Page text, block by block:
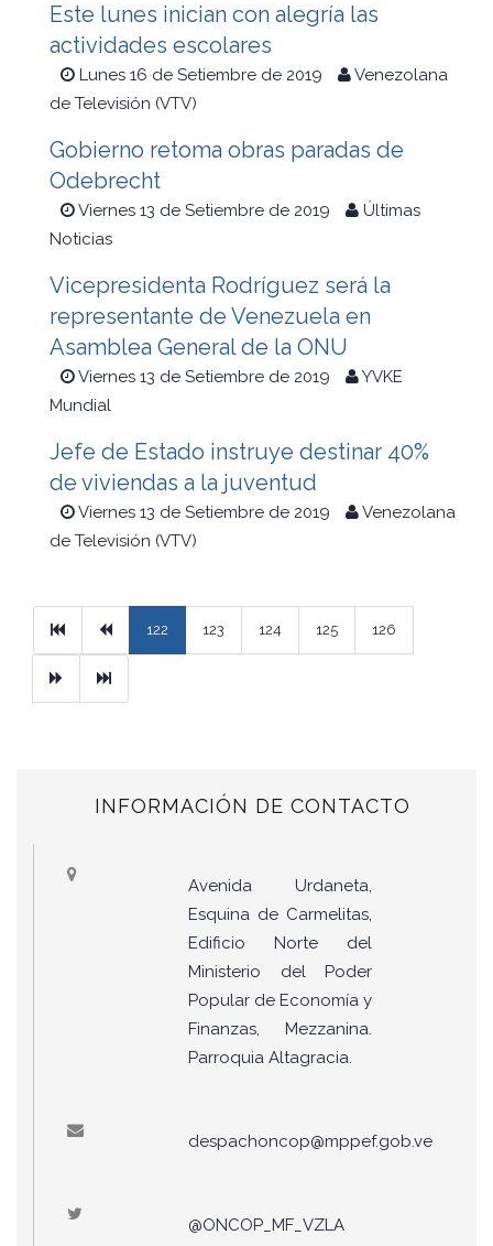
Este lunes inician con alegría las
actividades escolares
Lunes 16 de Setiembre de 2019
Venezolana
de Televisión (VTV)
Gobierno retoma obras paradas de
Odebrecht
Viernes 13 de Setiembre de 2019
Últimas
Noticias
Vicepresidenta Rodríguez será la
representante de Venezuela en
Asamblea General de la ONU
Viernes 13 de Setiembre de 2019
YVKE
Mundial
Jefe de Estado instruye destinar 40%
de viviendas a la juventud
Viernes 13 de Setiembre de 2019
Venezolana
de Televisión (VTV)
PrimeraPrevious
122 123 124 125 126
Ultimo
INFORMACIÓN DE CONTACTO
Avenida Urdaneta,
Esquina de Carmelitas,
Edificio Norte del
Ministerio del Poder
Popular de Economía y
Finanzas, Mezzanina.
Parroquia Altagracia.
despachoncop@mppef.gob.ve
@ONCOP_MF_VZLA